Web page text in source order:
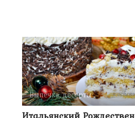
Выпечка, десерты